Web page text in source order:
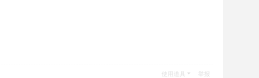
使用道具 举报